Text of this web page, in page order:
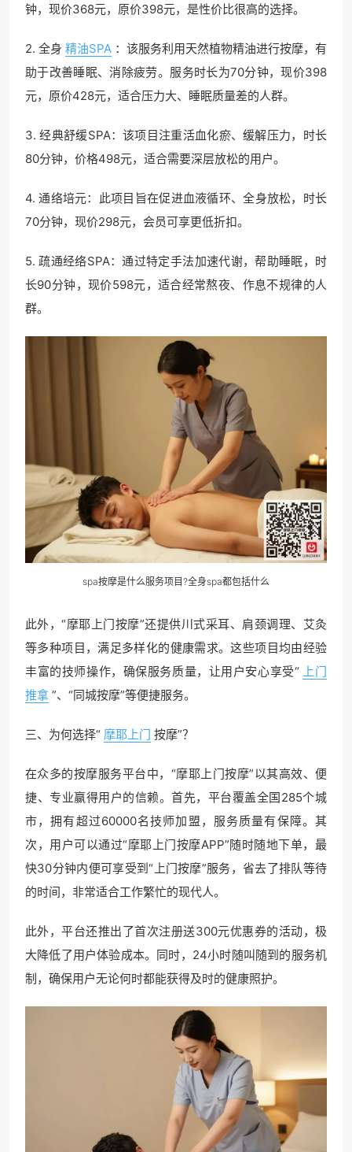
钟，现价368元，原价398元，是性价比很高的选择。
2. 全身 精油SPA ：该服务利用天然植物精油进行按摩，有
助于改善睡眠、消除疲劳。服务时长为70分钟，现价398
元，原价428元，适合压力大、睡眠质量差的人群。
3. 经典舒缓SPA：该项目注重活血化瘀、缓解压力，时长
80分钟，价格498元，适合需要深层放松的用户。
4. 通络培元：此项目旨在促进血液循环、全身放松，时长
70分钟，现价298元，会员可享更低折扣。
5. 疏通经络SPA：通过特定手法加速代谢，帮助睡眠，时
长90分钟，现价598元，适合经常熬夜、作息不规律的人
群。
spa按摩是什么服务项目?全身spa都包括什么
此外，“摩耶上门按摩”还提供川式采耳、肩颈调理、艾灸
等多种项目，满足多样化的健康需求。这些项目均由经验
丰富的技师操作，确保服务质量，让用户安心享受“ 上门
推拿 ”、“同城按摩”等便捷服务。
三、为何选择“ 摩耶上门 按摩”？
在众多的按摩服务平台中，“摩耶上门按摩”以其高效、便
捷、专业赢得用户的信赖。首先，平台覆盖全国285个城
市，拥有超过60000名技师加盟，服务质量有保障。其
次，用户可以通过“摩耶上门按摩APP”随时随地下单，最
快30分钟内便可享受到“上门按摩”服务，省去了排队等待
的时间，非常适合工作繁忙的现代人。
此外，平台还推出了首次注册送300元优惠券的活动，极
大降低了用户体验成本。同时，24小时随叫随到的服务机
制，确保用户无论何时都能获得及时的健康照护。